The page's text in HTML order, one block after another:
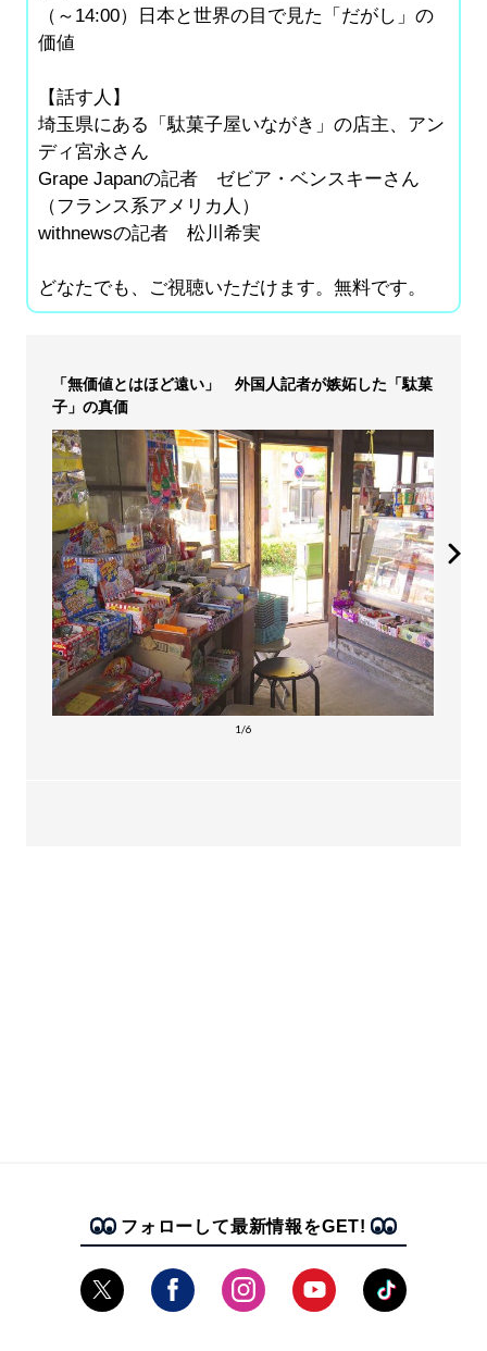
（～14:00）日本と世界の目で見た「だがし」の
価値
【話す人】
埼玉県にある「駄菓子屋いながき」の店主、アン
ディ宮永さん
Grape Japanの記者 ゼビア・ベンスキーさん
（フランス系アメリカ人）
withnewsの記者 松川希実
どなたでも、ご視聴いただけます。無料です。
「無価値とはほど遠い」 外国人記者が嫉妬した「駄菓
子」の真価
1/6
フォローして最新情報をGET!